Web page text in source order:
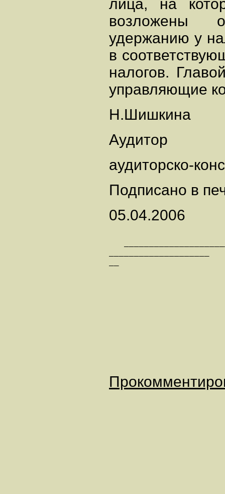
лица, на
возложены
удержанию у
в
налогов.
управляющие
Н.Шишкина
Аудитор
аудиторско-
Подписано в
05.04.2006
————————————————————
——